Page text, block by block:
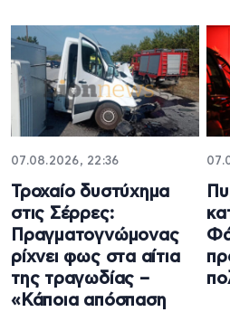
07.08.2026, 22:36
Τροχαίο δυστύχημα
στις Σέρρες:
Πραγματογνώμονας
ρίχνει φως στα αίτια
της τραγωδίας –
«Κάποια απόσπαση